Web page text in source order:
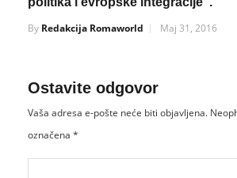
By Redakcija Romaworld Maj 31, 2016
Ostavite odgovor
Vaša adresa e-pošte neće biti objavljena.
označena *